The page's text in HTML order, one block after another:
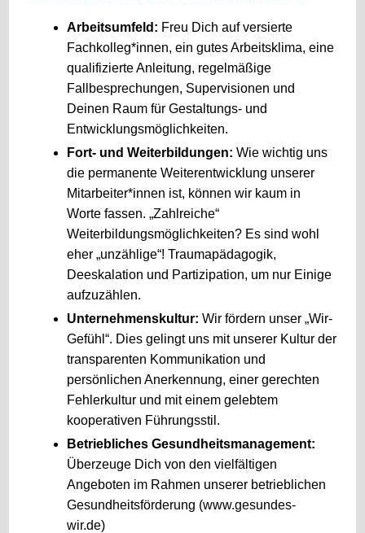
Arbeitsumfeld: Freu Dich auf versierte
Fachkolleg*innen, ein gutes Arbeitsklima, eine
qualifizierte Anleitung, regelmäßige
Fallbesprechungen, Supervisionen und
Deinen Raum für Gestaltungs- und
Entwicklungsmöglichkeiten.
Fort- und Weiterbildungen: Wie wichtig uns
die permanente Weiterentwicklung unserer
Mitarbeiter*innen ist, können wir kaum in
Worte fassen. „Zahlreiche“
Weiterbildungsmöglichkeiten? Es sind wohl
eher „unzählige“! Traumapädagogik,
Deeskalation und Partizipation, um nur Einige
aufzuzählen.
Unternehmenskultur: Wir fördern unser „Wir-
Gefühl“. Dies gelingt uns mit unserer Kultur der
transparenten Kommunikation und
persönlichen Anerkennung, einer gerechten
Fehlerkultur und mit einem gelebtem
kooperativen Führungsstil.
Betriebliches Gesundheitsmanagement:
Überzeuge Dich von den vielfältigen
Angeboten im Rahmen unserer betrieblichen
Gesundheitsförderung (www.gesundes-
wir.de)